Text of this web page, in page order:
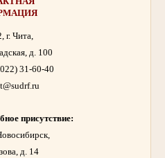
г. Чита,
д. 100
31-60-40
присутствие:
д. 14